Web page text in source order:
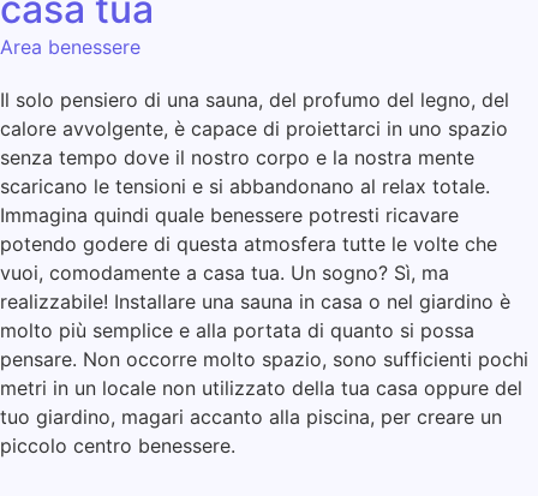
Area benessere
Il solo pensiero di una sauna, del profumo del legno, del
calore avvolgente, è capace di proiettarci in uno spazio
senza tempo dove il nostro corpo e la nostra mente
scaricano le tensioni e si abbandonano al relax totale.
Immagina quindi quale benessere potresti ricavare
potendo godere di questa atmosfera tutte le volte che
vuoi, comodamente a casa tua. Un sogno? Sì, ma
realizzabile! Installare una sauna in casa o nel giardino è
molto più semplice e alla portata di quanto si possa
pensare. Non occorre molto spazio, sono sufficienti pochi
metri in un locale non utilizzato della tua casa oppure del
tuo giardino, magari accanto alla piscina, per creare un
piccolo centro benessere.